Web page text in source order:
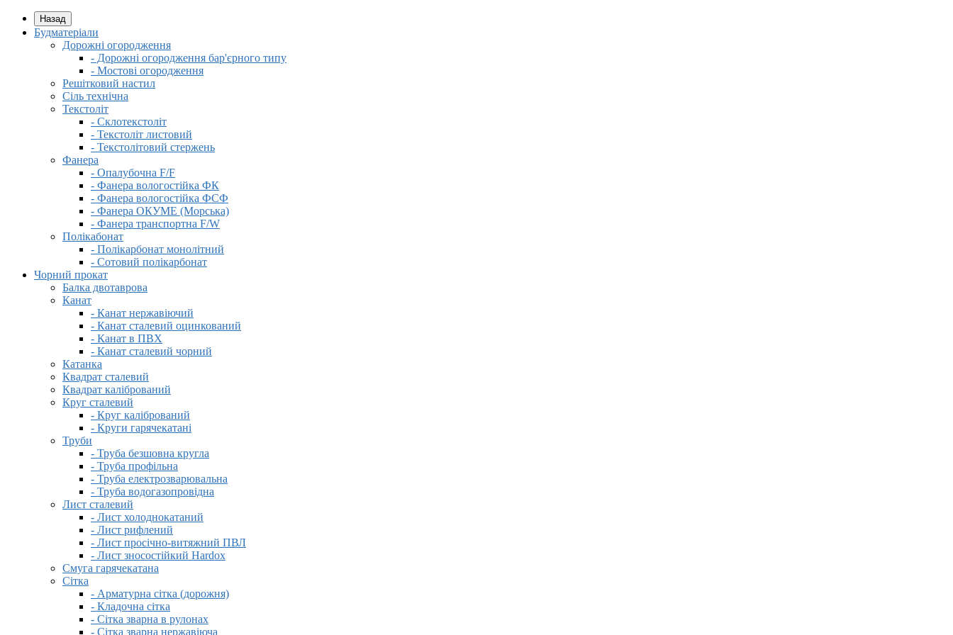
Назад
Будматеріали
Дорожні огородження
- Дорожні огородження бар'єрного типу
- Мостові огородження
Решітковий настил
Сіль технічна
Текстоліт
- Склотекстоліт
- Текстоліт листовий
- Текстолітовий стержень
Фанера
- Опалубочна F/F
- Фанера вологостійка ФК
- Фанера вологостійка ФСФ
- Фанера ОКУМЕ (Морська)
- Фанера транспортна F/W
Полікабонат
- Полікарбонат монолітний
- Сотовий полікарбонат
Чорний прокат
Балка двотаврова
Канат
- Канат нержавіючий
- Канат сталевий оцинкований
- Канат в ПВХ
- Канат сталевий чорний
Катанка
Квадрат сталевий
Квадрат калібрований
Круг сталевий
- Круг калібрований
- Круги гарячекатані
Труби
- Труба безшовна кругла
- Труба профільна
- Труба електрозварювальна
- Труба водогазопровідна
Лист сталевий
- Лист холоднокатаний
- Лист рифлений
- Лист просічно-витяжний ПВЛ
- Лист зносостійкий Hardox
Смуга гарячекатана
Сітка
- Арматурна сітка (дорожня)
- Кладочна сітка
- Сітка зварна в рулонах
- Сітка зварна нержавіюча